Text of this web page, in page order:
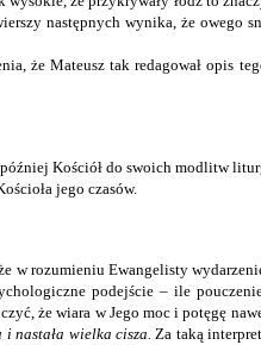
następnych wynika, że owego
że Mateusz tak redagował opis
Kościół do swoich modlitw
jego czasów.
w rozumieniu Ewangelisty
podejście – ile
że wiara w Jego moc i potęgę
i nastała wielka cisza.Za taką